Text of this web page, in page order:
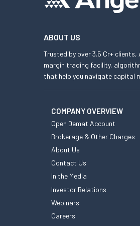
ABOUT US
Trusted by over 3.5 Cr+
margin trading facility,
that help you navigate capital
COMPANY OVERVIEW
Open Demat Account
Brokerage & Other Charges
About Us
Contact Us
In the Media
Investor Relations
Webinars
Careers